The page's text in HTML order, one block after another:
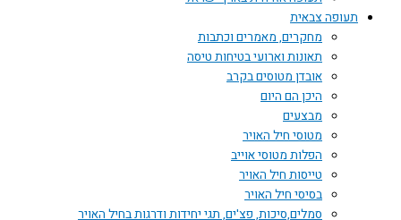
תעופה צבאית
מחקרים, מאמרים וכתבות
תאונות וארועי בטיחות טיסה
אובדן מטוסים בקרב
היכן הם היום
מבצעים
מטוסי חיל האויר
הפלות מטוסי אוייב
טייסות חיל האויר
בסיסי חיל האויר
סמלים,סיכות, פצ'ים, תגי יחידות ודרגות בחיל האויר